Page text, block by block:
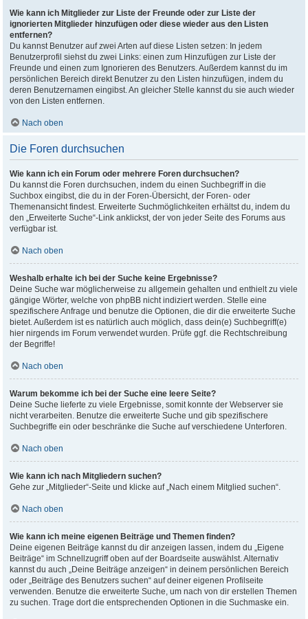
Wie kann ich Mitglieder zur Liste der Freunde oder zur Liste der
ignorierten Mitglieder hinzufügen oder diese wieder aus den Listen
entfernen?
Du kannst Benutzer auf zwei Arten auf diese Listen setzen: In jedem
Benutzerprofil siehst du zwei Links: einen zum Hinzufügen zur Liste der
Freunde und einen zum Ignorieren des Benutzers. Außerdem kannst du im
persönlichen Bereich direkt Benutzer zu den Listen hinzufügen, indem du
deren Benutzernamen eingibst. An gleicher Stelle kannst du sie auch wieder
von den Listen entfernen.
Nach oben
Die Foren durchsuchen
Wie kann ich ein Forum oder mehrere Foren durchsuchen?
Du kannst die Foren durchsuchen, indem du einen Suchbegriff in die
Suchbox eingibst, die du in der Foren-Übersicht, der Foren- oder
Themenansicht findest. Erweiterte Suchmöglichkeiten erhältst du, indem du
den „Erweiterte Suche“-Link anklickst, der von jeder Seite des Forums aus
verfügbar ist.
Nach oben
Weshalb erhalte ich bei der Suche keine Ergebnisse?
Deine Suche war möglicherweise zu allgemein gehalten und enthielt zu viele
gängige Wörter, welche von phpBB nicht indiziert werden. Stelle eine
spezifischere Anfrage und benutze die Optionen, die dir die erweiterte Suche
bietet. Außerdem ist es natürlich auch möglich, dass dein(e) Suchbegriff(e)
hier nirgends im Forum verwendet wurden. Prüfe ggf. die Rechtschreibung
der Begriffe!
Nach oben
Warum bekomme ich bei der Suche eine leere Seite?
Deine Suche lieferte zu viele Ergebnisse, somit konnte der Webserver sie
nicht verarbeiten. Benutze die erweiterte Suche und gib spezifischere
Suchbegriffe ein oder beschränke die Suche auf verschiedene Unterforen.
Nach oben
Wie kann ich nach Mitgliedern suchen?
Gehe zur „Mitglieder“-Seite und klicke auf „Nach einem Mitglied suchen“.
Nach oben
Wie kann ich meine eigenen Beiträge und Themen finden?
Deine eigenen Beiträge kannst du dir anzeigen lassen, indem du „Eigene
Beiträge“ im Schnellzugriff oben auf der Boardseite auswählst. Alternativ
kannst du auch „Deine Beiträge anzeigen“ in deinem persönlichen Bereich
oder „Beiträge des Benutzers suchen“ auf deiner eigenen Profilseite
verwenden. Benutze die erweiterte Suche, um nach von dir erstellen Themen
zu suchen. Trage dort die entsprechenden Optionen in die Suchmaske ein.